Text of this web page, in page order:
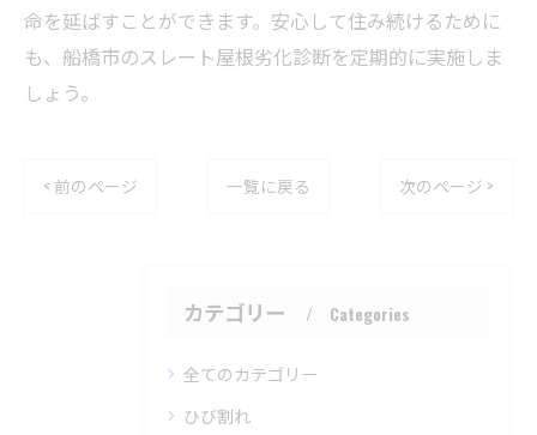
命を延ばすことができます。安心して住み続けるために
も、船橋市のスレート屋根劣化診断を定期的に実施しま
しょう。
< 前のページ 一覧に戻る 次のページ >
カテゴリー Categories
全てのカテゴリー
ひび割れ